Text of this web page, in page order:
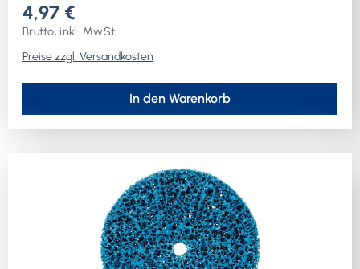
4,97 €
Brutto, inkl. MwSt.
Preise zzgl. Versandkosten
In den Warenkorb